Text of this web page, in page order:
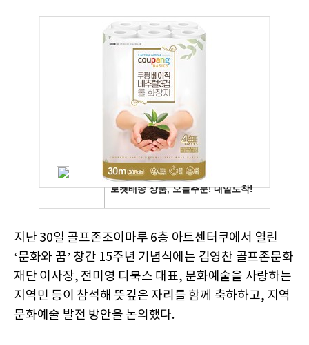
지난 30일 골프존조이마루 6층 아트센터쿠에서 열린
‘문화와 꿈’ 창간 15주년 기념식에는 김영찬 골프존문화
재단 이사장, 전미영 디북스 대표, 문화예술을 사랑하는
지역민 등이 참석해 뜻깊은 자리를 함께 축하하고, 지역
문화예술 발전 방안을 논의했다.